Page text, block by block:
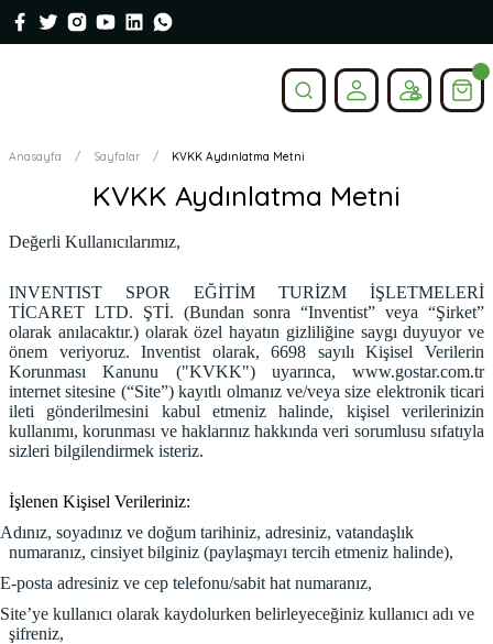
Anasayfa Sayfalar KVKK Aydınlatma Metni
KVKK Aydınlatma Metni
Değerli Kullanıcılarımız,
INVENTIST SPOR EĞİTİM TURİZM İŞLETMELERİ
TİCARET LTD. ŞTİ. (Bundan sonra “Inventist” veya “Şirket”
olarak anılacaktır.) olarak özel hayatın gizliliğine saygı duyuyor ve
önem veriyoruz. Inventist olarak, 6698 sayılı Kişisel Verilerin
Korunması Kanunu ("KVKK") uyarınca, www.gostar.com.tr
internet sitesine (“Site”) kayıtlı olmanız ve/veya size elektronik ticari
ileti gönderilmesini kabul etmeniz halinde, kişisel verilerinizin
kullanımı, korunması ve haklarınız hakkında veri sorumlusu sıfatıyla
sizleri bilgilendirmek isteriz.
İşlenen Kişisel Verileriniz:
Adınız, soyadınız ve doğum tarihiniz, adresiniz, vatandaşlık
numaranız, cinsiyet bilginiz (paylaşmayı tercih etmeniz halinde),
E-posta adresiniz ve cep telefonu/sabit hat numaranız,
Site’ye kullanıcı olarak kaydolurken belirleyeceğiniz kullanıcı adı ve
şifreniz,